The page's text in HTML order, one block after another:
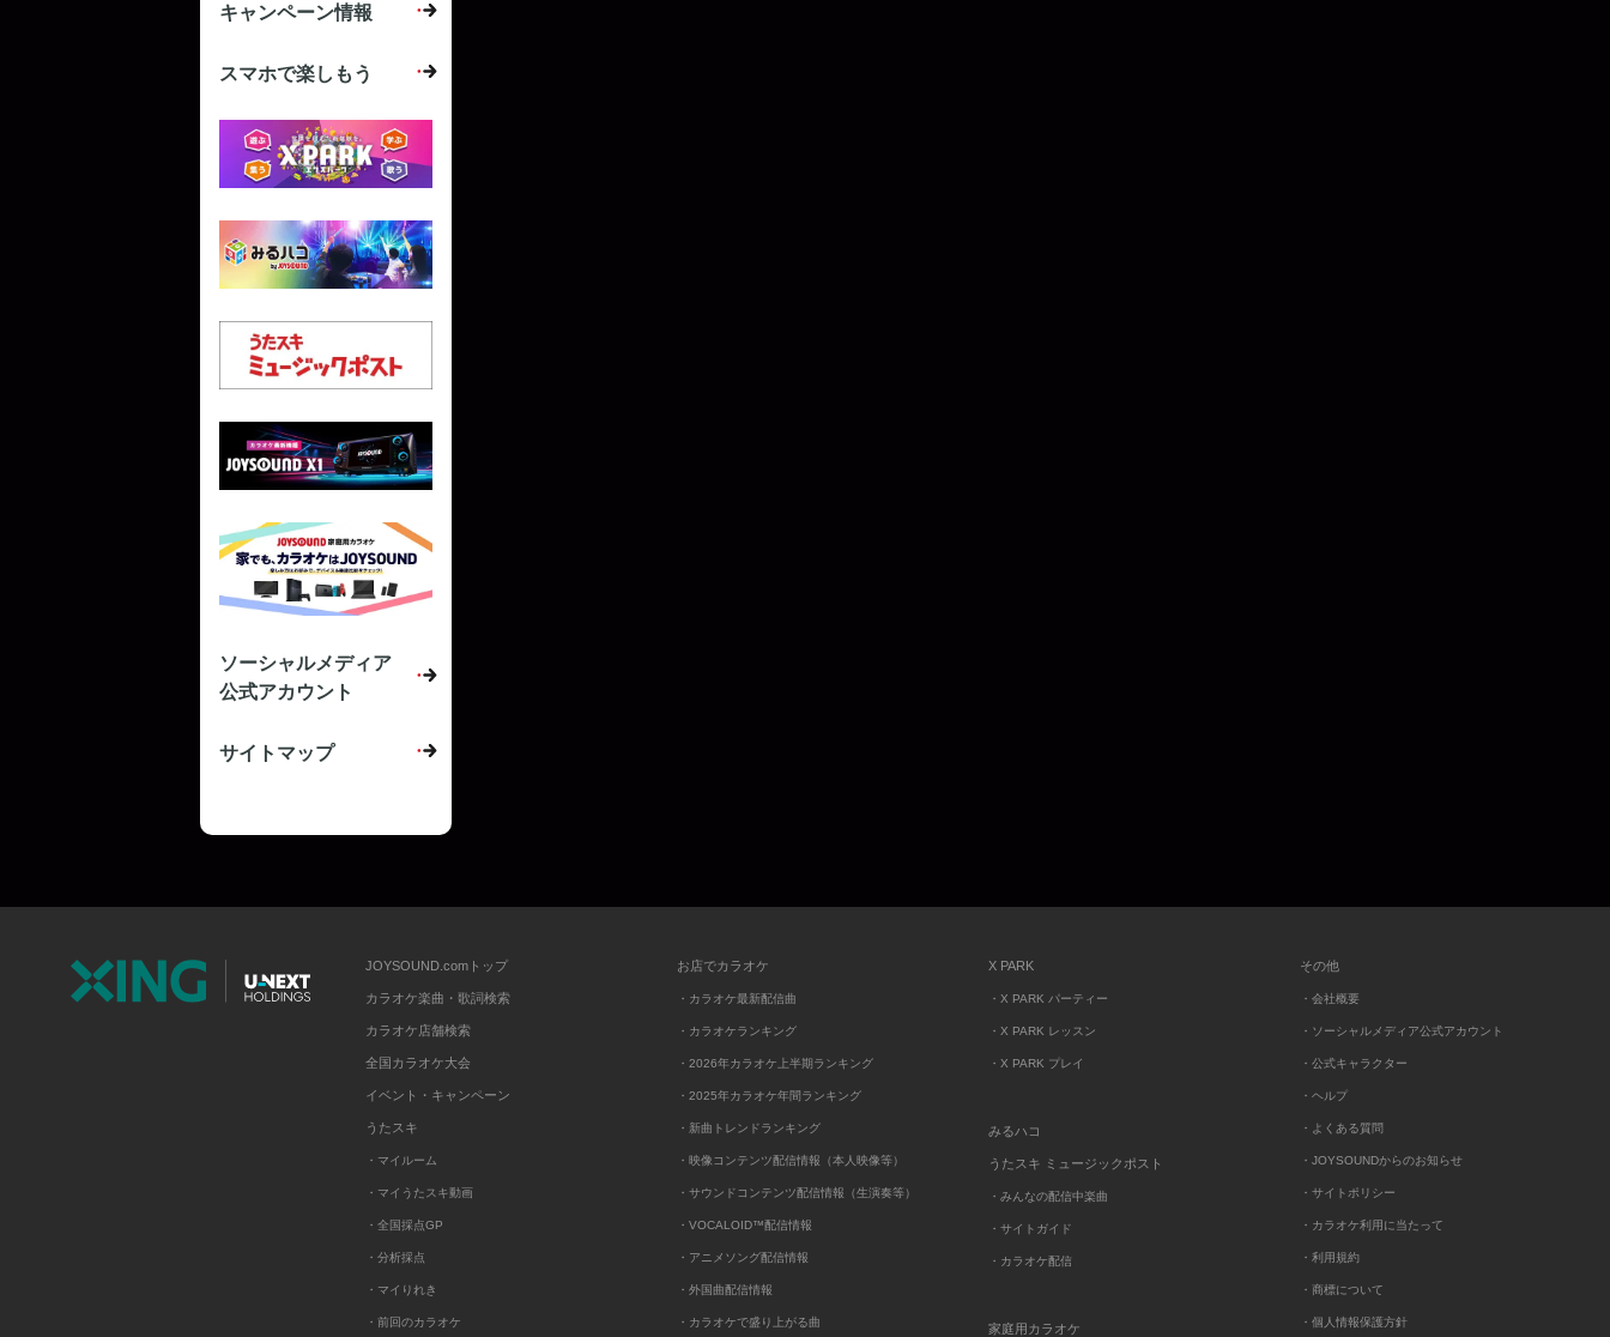
キャンペーン情報
スマホで楽しもう
ソーシャルメディア
公式アカウント
サイトマップ
JOYSOUND.comトップ
カラオケ楽曲・歌詞検索
カラオケ店舗検索
全国カラオケ大会
イベント・キャンペーン
うたスキ
・マイルーム
・マイうたスキ動画
・全国採点GP
・分析採点
・マイりれき
・前回のカラオケ
お店でカラオケ
・カラオケ最新配信曲
・カラオケランキング
・2026年カラオケ上半期ランキング
・2025年カラオケ年間ランキング
・新曲トレンドランキング
・映像コンテンツ配信情報（本人映像等）
・サウンドコンテンツ配信情報（生演奏等）
・VOCALOID™配信情報
・アニメソング配信情報
・外国曲配信情報
・カラオケで盛り上がる曲
X PARK
・X PARK パーティー
・X PARK レッスン
・X PARK プレイ
みるハコ
うたスキ ミュージックポスト
・みんなの配信中楽曲
・サイトガイド
・カラオケ配信
家庭用カラオケ
その他
・会社概要
・ソーシャルメディア公式アカウント
・公式キャラクター
・ヘルプ
・よくある質問
・JOYSOUNDからのお知らせ
・サイトポリシー
・カラオケ利用に当たって
・利用規約
・商標について
・個人情報保護方針